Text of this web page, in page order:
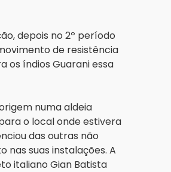
depois no 2º período
de resistência
os índios Guarani essa
numa aldeia
o local onde estivera
das outras não
suas instalações. A
italiano Gian Batista